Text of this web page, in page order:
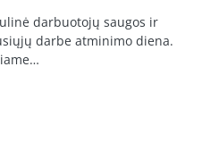
darbuotojų saugos ir
darbe atminimo diena.